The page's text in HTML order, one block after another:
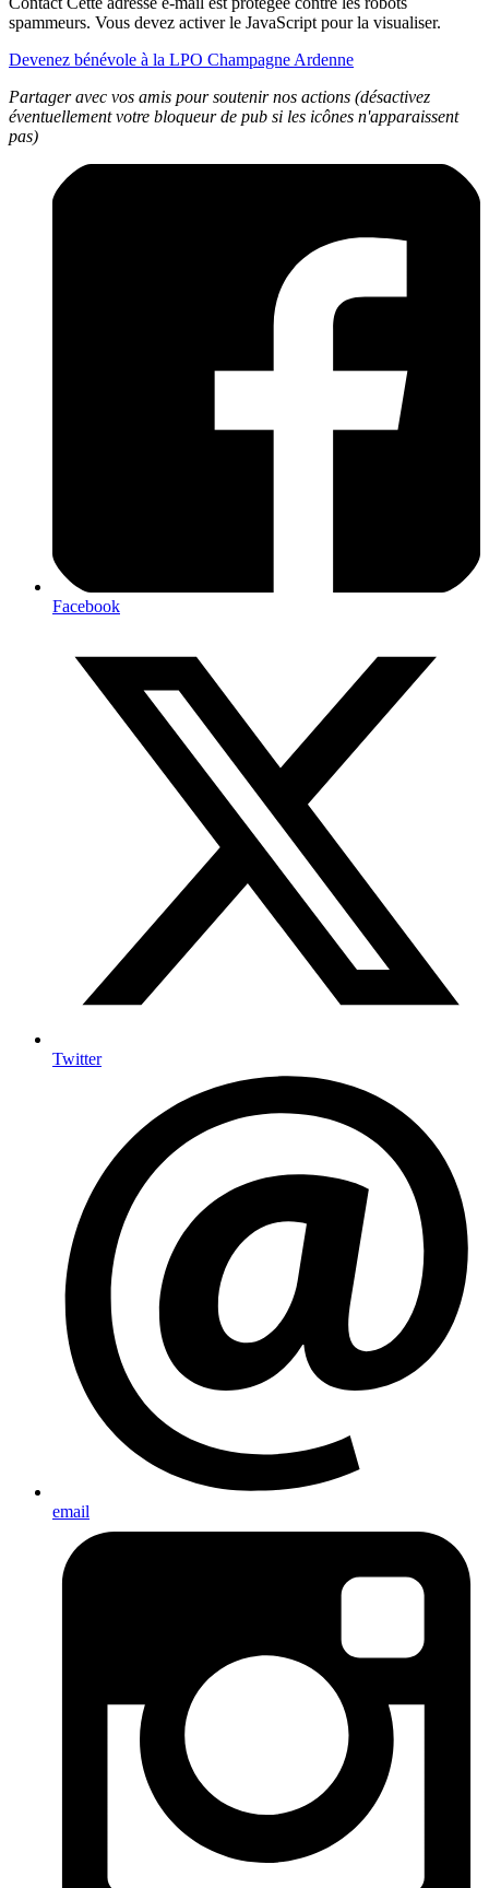
spammeurs. Vous devez activer le JavaScript pour la visualiser.
Devenez bénévole à la LPO Champagne Ardenne
Partager avec vos amis pour soutenir nos actions (désactivez
éventuellement votre bloqueur de pub si les icônes n'apparaissent
pas)
Facebook
Twitter
email